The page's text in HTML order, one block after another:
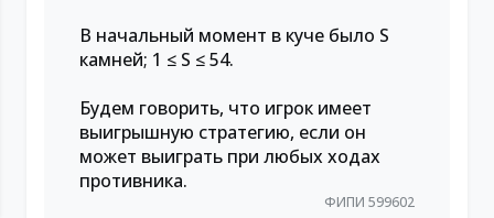
В начальный момент в куче было S
камней; 1 ≤ S ≤ 54.
Будем говорить, что игрок имеет
выигрышную стратегию, если он
может выиграть при любых ходах
противника.
ФИПИ 599602